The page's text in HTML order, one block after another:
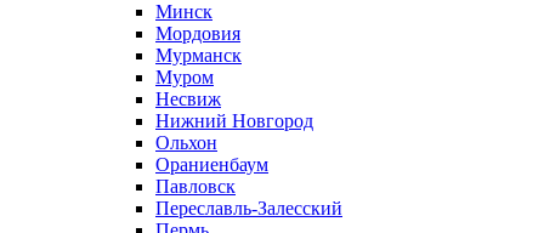
Минск
Мордовия
Мурманск
Муром
Несвиж
Нижний Новгород
Ольхон
Ораниенбаум
Павловск
Переславль-Залесский